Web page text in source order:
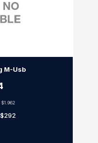
M-Usb
$1.962
$292